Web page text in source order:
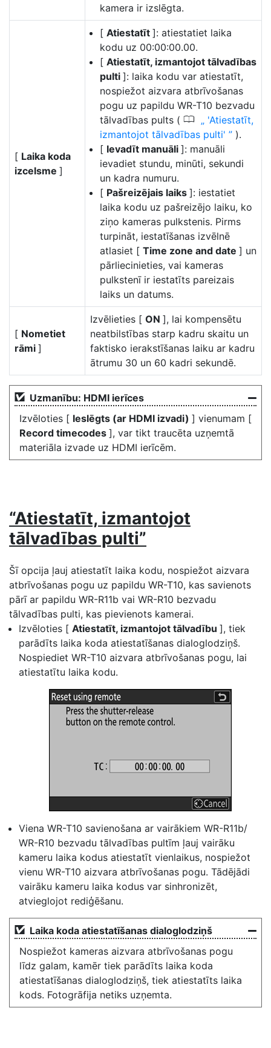
kamera ir izslēgta.
[ Laika koda
izcelsme ]
[ Atiestatīt ]: atiestatiet laika
kodu uz 00:00:00.00.
[ Atiestatīt, izmantojot tālvadības
pulti ]: laika kodu var atiestatīt,
nospiežot aizvara atbrīvošanas
pogu uz papildu WR-T10 bezvadu
tālvadības pults ( 0
'Atiestatīt,
izmantojot tālvadības pulti'
).
[ Ievadīt manuāli ]: manuāli
ievadiet stundu, minūti, sekundi
un kadra numuru.
[ Pašreizējais laiks ]: iestatiet
laika kodu uz pašreizējo laiku, ko
ziņo kameras pulkstenis. Pirms
turpināt, iestatīšanas izvēlnē
atlasiet [ Time zone and date ] un
pārliecinieties, vai kameras
pulkstenī ir iestatīts pareizais
laiks un datums.
[ Nometiet
rāmi ]
Izvēlieties [ ON ], lai kompensētu
neatbilstības starp kadru skaitu un
faktisko ierakstīšanas laiku ar kadru
ātrumu 30 un 60 kadri sekundē.
Uzmanību: HDMI ierīces
Izvēloties [ Ieslēgts (ar HDMI izvadi) ] vienumam [
Record timecodes ], var tikt traucēta uzņemtā
materiāla izvade uz HDMI ierīcēm.
“Atiestatīt, izmantojot
tālvadības pulti”
Šī opcija ļauj atiestatīt laika kodu, nospiežot aizvara
atbrīvošanas pogu uz papildu WR-T10, kas savienots
pārī ar papildu WR-R11b vai WR-R10 bezvadu
tālvadības pulti, kas pievienots kamerai.
Izvēloties [ Atiestatīt, izmantojot tālvadību ], tiek
parādīts laika koda atiestatīšanas dialoglodziņš.
Nospiediet WR-T10 aizvara atbrīvošanas pogu, lai
atiestatītu laika kodu.
Viena WR-T10 savienošana ar vairākiem WR-R11b/
WR-R10 bezvadu tālvadības pultīm ļauj vairāku
kameru laika kodus atiestatīt vienlaikus, nospiežot
vienu WR-T10 aizvara atbrīvošanas pogu. Tādējādi
vairāku kameru laika kodus var sinhronizēt,
atvieglojot rediģēšanu.
Laika koda atiestatīšanas dialoglodziņš
Nospiežot kameras aizvara atbrīvošanas pogu
līdz galam, kamēr tiek parādīts laika koda
atiestatīšanas dialoglodziņš, tiek atiestatīts laika
kods. Fotogrāfija netiks uzņemta.